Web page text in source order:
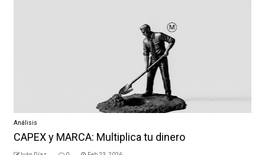
Análisis
CAPEX y MARCA: Multiplica tu dinero